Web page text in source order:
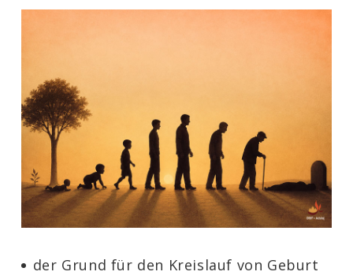
der Grund für den Kreislauf von Geburt